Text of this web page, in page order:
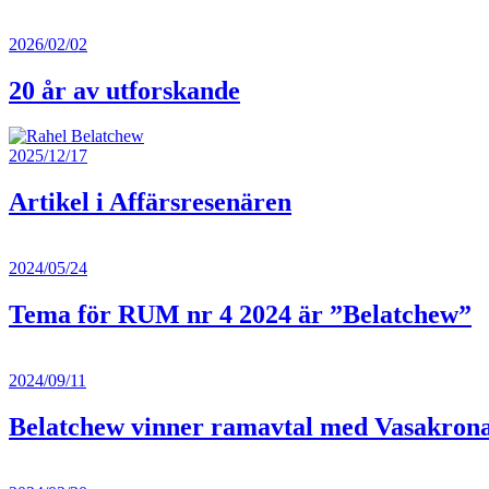
2026/02/02
20 år av utforskande
2025/12/17
Artikel i Affärsresenären
2024/05/24
Tema för RUM nr 4 2024 är ”Belatchew”
2024/09/11
Belatchew vinner ramavtal med